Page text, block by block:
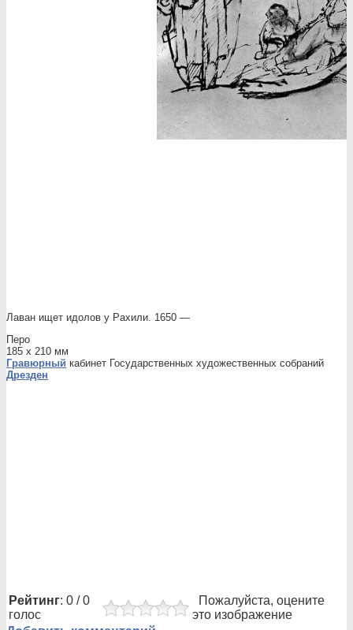
Лаван ищет идолов у Рахили. 1650 —
Перо
185 x 210 мм
Гравюрный кабинет Государственных художественных собраний
Дрезден
Рейтинг: 0 / 0
голос
Пожалуйста, оцените
это изображение